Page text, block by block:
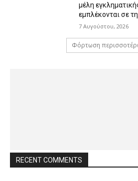
μέλη
εμπλέκονται σε
7 Αυγούστου, 2026
Φόρτωση
RECENT COMMENTS